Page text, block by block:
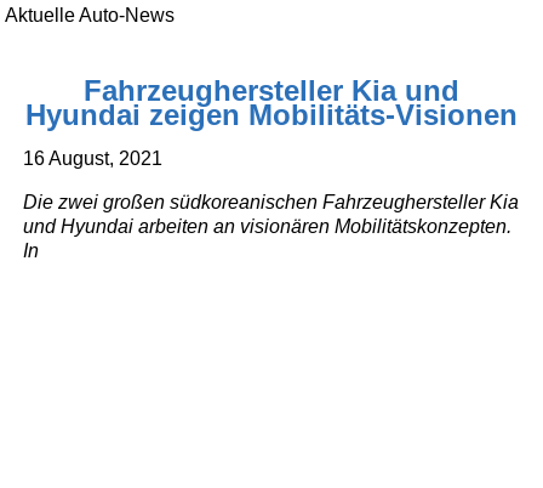
Aktuelle Auto-News
Fahrzeughersteller Kia und
Hyundai zeigen Mobilitäts-Visionen
16 August, 2021
Die zwei großen südkoreanischen Fahrzeughersteller Kia
und Hyundai arbeiten an visionären Mobilitätskonzepten.
In